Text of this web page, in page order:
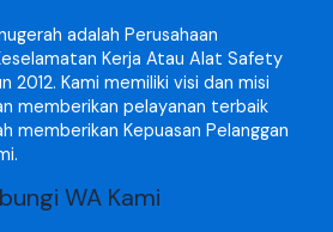
adalah Perusahaan
Kerja Atau Alat Safety
2012. Kami memiliki visi dan misi
memberikan pelayanan terbaik
memberikan Kepuasan Pelanggan
WA Kami